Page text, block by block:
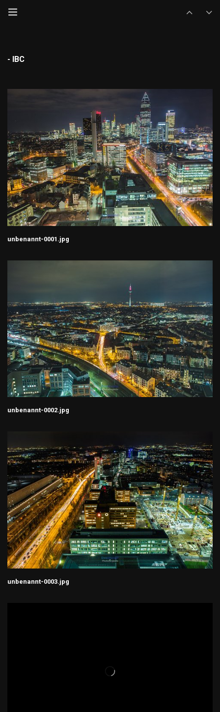
- IBC
unbenannt-0001.jpg
unbenannt-0002.jpg
unbenannt-0003.jpg